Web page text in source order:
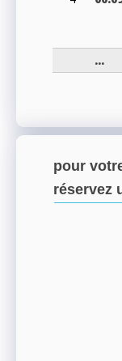
...
pour
réservez